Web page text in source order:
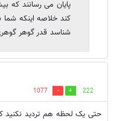
پایان می رسانند که
کند خلاصه اینکه شما
شناسد قدر گوهر
222
1077
حتی یک لحظه هم تردید